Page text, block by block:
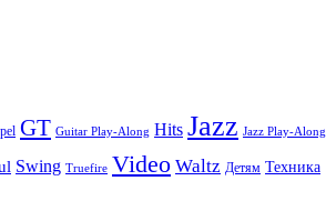
GT Guitar Play-Along Hits Jazz Jazz Play-Along
Swing Truefire Video Waltz Детям Техника